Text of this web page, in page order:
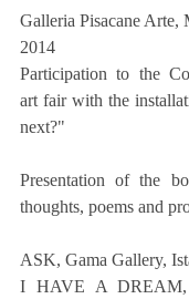
Galleria Pisacane Arte,
2014
Participation to the
art fair with the
next?"
Presentation of the
thoughts, poems and
ASK, Gama Gallery,
I HAVE A DREAM,